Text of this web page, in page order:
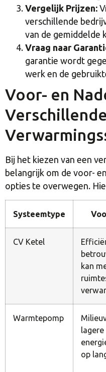
Vergelijk Prijzen:
verschillende
van de gemiddelde
Vraag naar
garantie wordt
werk en de
Voor- en
Verschillende
Bij het kiezen van een
belangrijk om de voor-
opties te overwegen.
Systeemtype
CV Ketel
kan
Warmtepomp
lagere
op